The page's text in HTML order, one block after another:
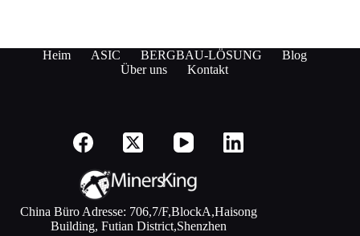
Heim ASIC BERGBAU-LÖSUNG
Blog
Über uns
Kontakt
China Büro Adresse: 706,7/F,BlockA,Haisong
Building, Futian District,Shenzhen